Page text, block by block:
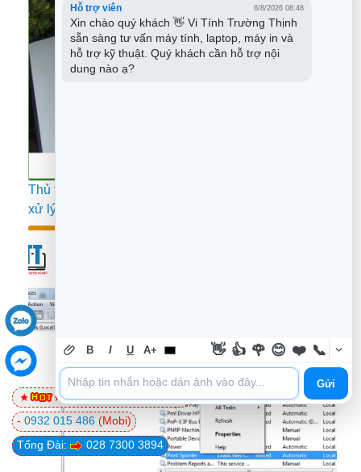
Thủ thuật Máy in không nhận Firmware mới – Cách tự
xử lý tại nhà
Tổng Đài: 028 7300 3894
- 0932 015 486 (Mobi)
0981 81 32 72(Viettel)
Hỗ trợ viên 6/8/2026 08:48
Xin chào quý khách 👋 Vi Tính Trường Thịnh
sẵn sàng tư vấn máy tính, laptop, máy in và
hỗ trợ kỹ thuật. Quý khách cần hỗ trợ nội
dung nào ạ?
B I U A+ 👋 👍 🌹 😊 ❤️ 📞
Gửi